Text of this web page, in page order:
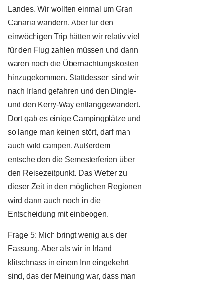
Landes. Wir wollten einmal um Gran
Canaria wandern. Aber für den
einwöchigen Trip hätten wir relativ viel
für den Flug zahlen müssen und dann
wären noch die Übernachtungskosten
hinzugekommen. Stattdessen sind wir
nach Irland gefahren und den Dingle-
und den Kerry-Way entlanggewandert.
Dort gab es einige Campingplätze und
so lange man keinen stört, darf man
auch wild campen. Außerdem
entscheiden die Semesterferien über
den Reisezeitpunkt. Das Wetter zu
dieser Zeit in den möglichen Regionen
wird dann auch noch in die
Entscheidung mit einbeogen.
Frage 5: Mich bringt wenig aus der
Fassung. Aber als wir in Irland
klitschnass in einem Inn eingekehrt
sind, das der Meinung war, dass man